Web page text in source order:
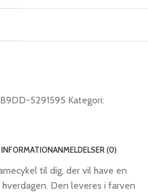
5291595 Kategori:
INFORMATIONANMELDELSER (0)
til dig, der vil have en
Den leveres i farven